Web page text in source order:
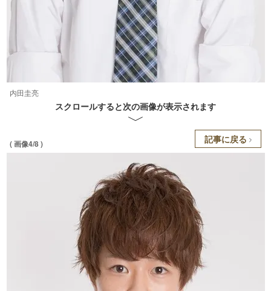
内田圭亮
スクロールすると次の画像が表示されます
( 画像4/8 ) 記事に戻る